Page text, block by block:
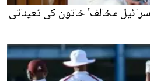
مخالف' خاتون کی تعیناتی